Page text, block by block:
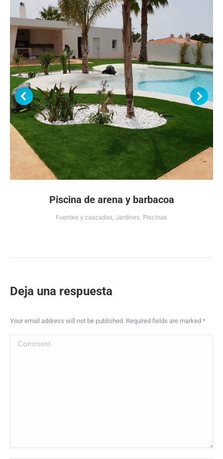
Piscina de arena y barbacoa
Fuentes y cascadas Jardines Piscinas
Deja una respuesta
Your email address will not be published. Required fields are marked *
Comment